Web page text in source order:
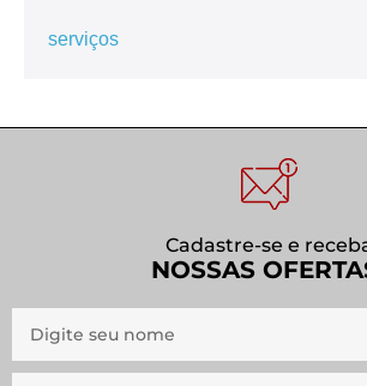
serviços
Cadastre-se e
NOSSAS